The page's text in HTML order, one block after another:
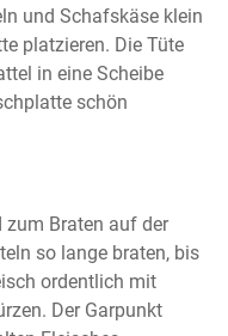
und Schafskäse klein
platzieren. Die Tüte
in eine Scheibe
schön
zum Braten auf der
so lange braten, bis
ordentlich mit
Der Garpunkt